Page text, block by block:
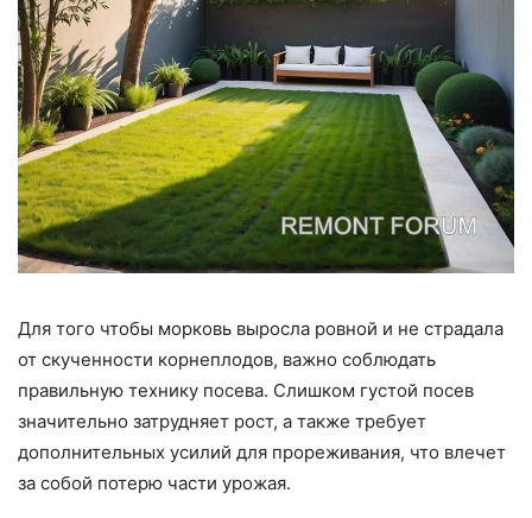
Для того чтобы морковь выросла ровной и не страдала
от скученности корнеплодов, важно соблюдать
правильную технику посева. Слишком густой посев
значительно затрудняет рост, а также требует
дополнительных усилий для прореживания, что влечет
за собой потерю части урожая.